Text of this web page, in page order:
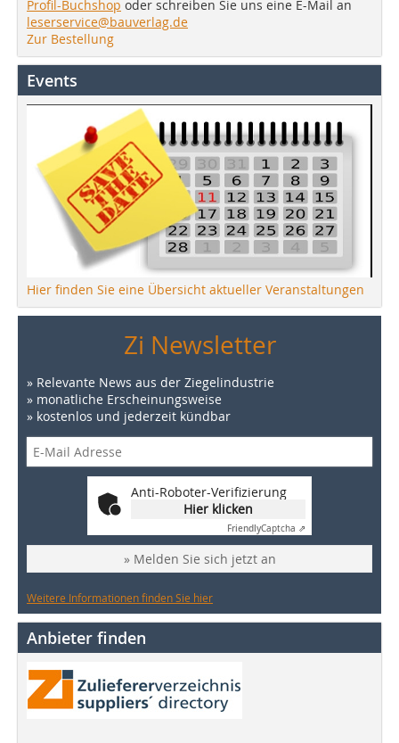
Profil-Buchshop oder schreiben Sie uns eine E-Mail an
leserservice@bauverlag.de
Zur Bestellung
Events
Hier finden Sie eine Übersicht aktueller Veranstaltungen
Zi Newsletter
» Relevante News aus der Ziegelindustrie
» monatliche Erscheinungsweise
» kostenlos und jederzeit kündbar
Anti-Roboter-Verifizierung
Hier klicken
FriendlyCaptcha ⇗
» Melden Sie sich jetzt an
Weitere Informationen finden Sie hier
Anbieter finden